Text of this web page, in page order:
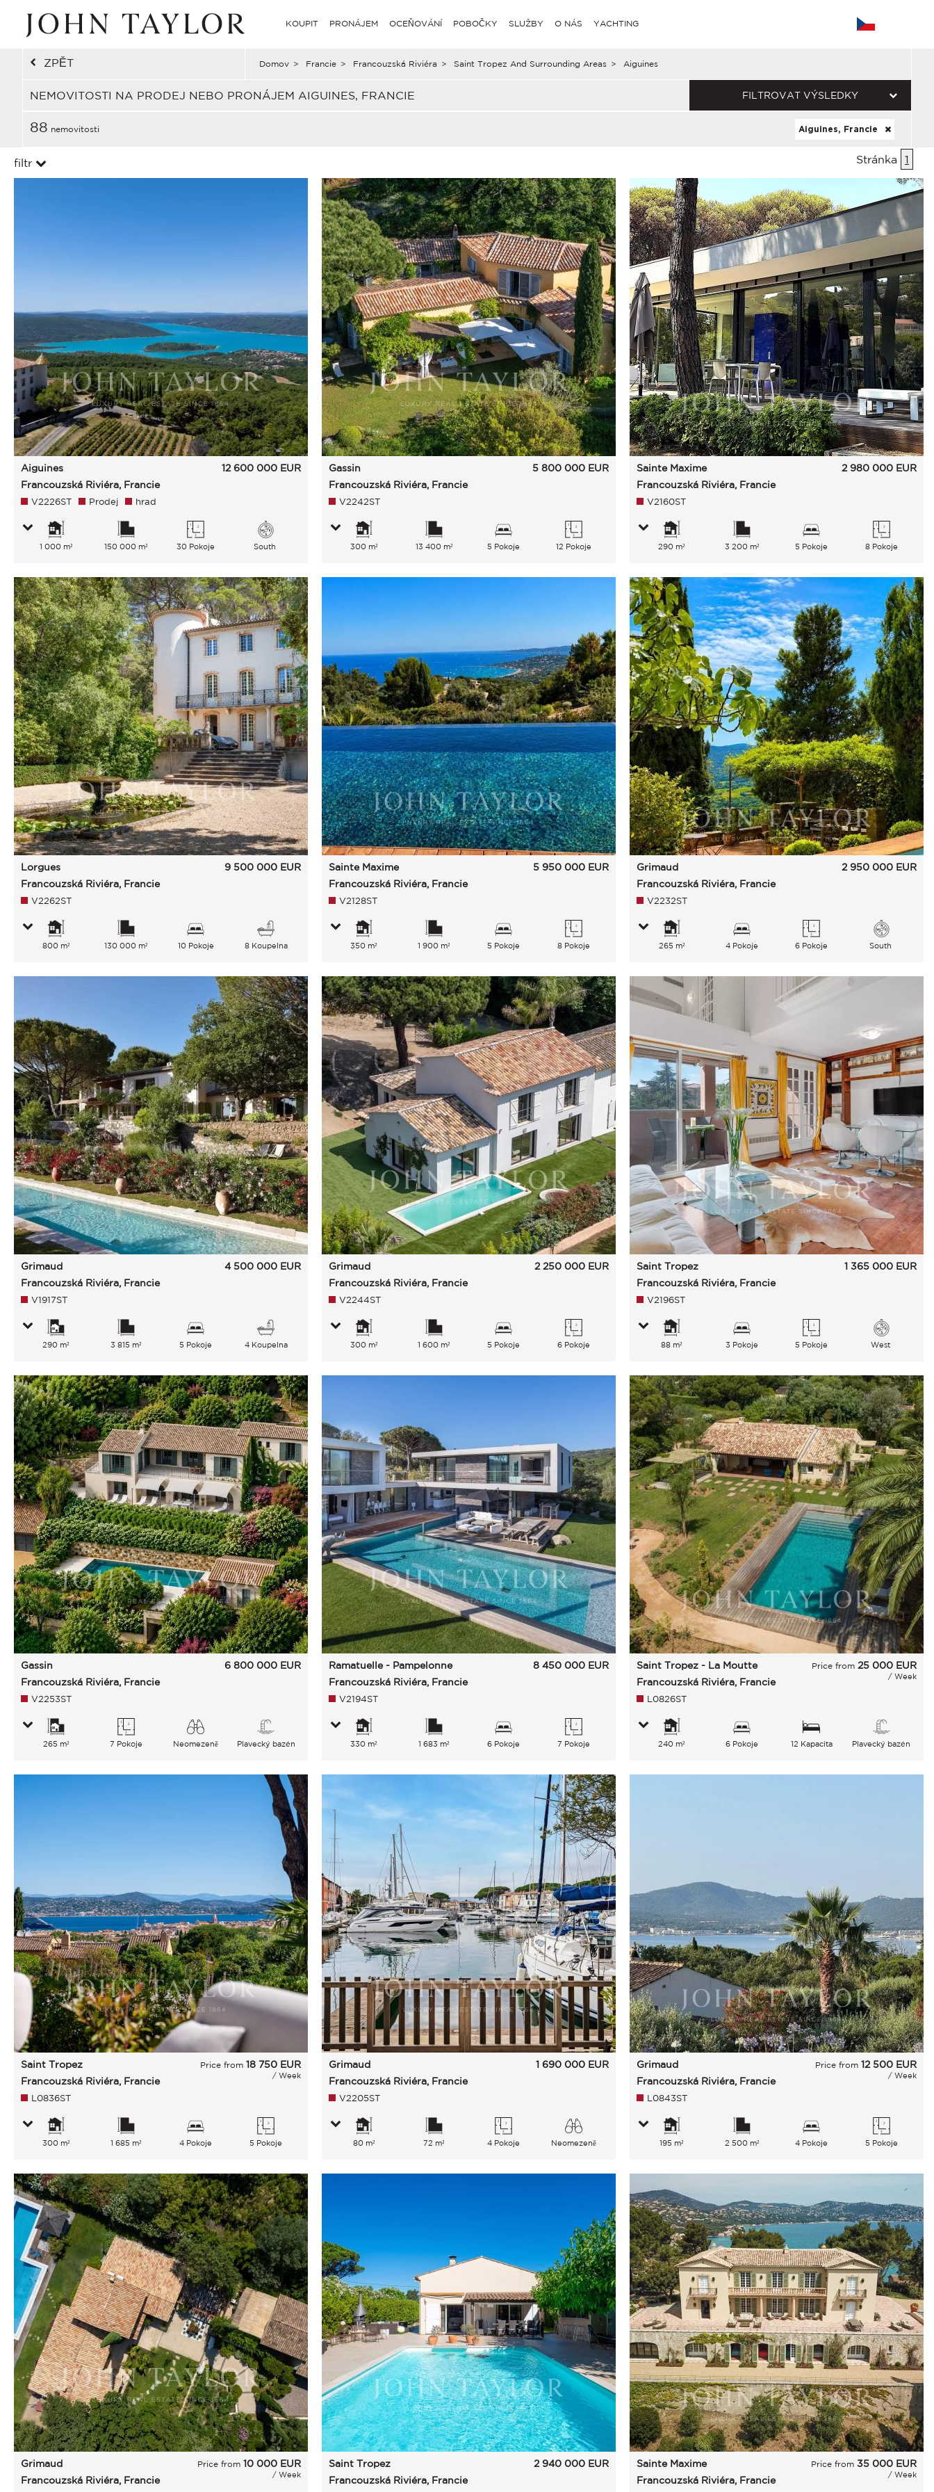
KOUPIT PRONÁJEM OCEŇOVÁNÍ POBOČKY SLUŽBY O NÁS YACHTING
ZPĚT Domov > Francie > Francouzská Riviéra > Saint Tropez And Surrounding Areas > Aiguines
NEMOVITOSTI NA PRODEJ NEBO PRONÁJEM AIGUINES, FRANCIE FILTROVAT VÝSLEDKY
88 nemovitosti Aiguines, Francie
filtr Stránka 1
Aiguines
Francouzská Riviéra, Francie
12 600 000 EUR
V2226ST Prodej hrad
1 000 m² 150 000 m² 30 Pokoje South
Gassin
Francouzská Riviéra, Francie
5 800 000 EUR
V2242ST
300 m² 13 400 m² 5 Pokoje 12 Pokoje
Sainte Maxime
Francouzská Riviéra, Francie
2 980 000 EUR
V2160ST
290 m² 3 200 m² 5 Pokoje 8 Pokoje
Lorgues
Francouzská Riviéra, Francie
9 500 000 EUR
V2262ST
800 m² 130 000 m² 10 Pokoje 8 Koupelna
Sainte Maxime
Francouzská Riviéra, Francie
5 950 000 EUR
V2128ST
350 m² 1 900 m² 5 Pokoje 8 Pokoje
Grimaud
Francouzská Riviéra, Francie
2 950 000 EUR
V2232ST
265 m² 4 Pokoje 6 Pokoje South
Grimaud
Francouzská Riviéra, Francie
4 500 000 EUR
V1917ST
290 m² 3 815 m² 5 Pokoje 4 Koupelna
Grimaud
Francouzská Riviéra, Francie
2 250 000 EUR
V2244ST
300 m² 1 600 m² 5 Pokoje 6 Pokoje
Saint Tropez
Francouzská Riviéra, Francie
1 365 000 EUR
V2196ST
88 m² 3 Pokoje 5 Pokoje West
Gassin
Francouzská Riviéra, Francie
6 800 000 EUR
V2253ST
265 m² 7 Pokoje
Neomezeně
Plavecký bazén
Ramatuelle - Pampelonne
Francouzská Riviéra, Francie
8 450 000 EUR
V2194ST
330 m² 1 683 m² 6 Pokoje 7 Pokoje
Saint Tropez - La Moutte
Francouzská Riviéra, Francie
Price from 25 000 EUR
/ Week
L0826ST
240 m² 6 Pokoje 12 Kapacita Plavecký bazén
Saint Tropez
Francouzská Riviéra, Francie
Price from 18 750 EUR
/ Week
L0836ST
300 m² 1 685 m² 4 Pokoje 5 Pokoje
Grimaud
Francouzská Riviéra, Francie
1 690 000 EUR
V2205ST
80 m² 72 m² 4 Pokoje
Neomezeně
Grimaud
Francouzská Riviéra, Francie
Price from 12 500 EUR
/ Week
L0843ST
195 m² 2 500 m² 4 Pokoje 5 Pokoje
Grimaud
Francouzská Riviéra, Francie
Price from 10 000 EUR
/ Week
Saint Tropez
Francouzská Riviéra, Francie
2 940 000 EUR
Sainte Maxime
Francouzská Riviéra, Francie
Price from 35 000 EUR
/ Week